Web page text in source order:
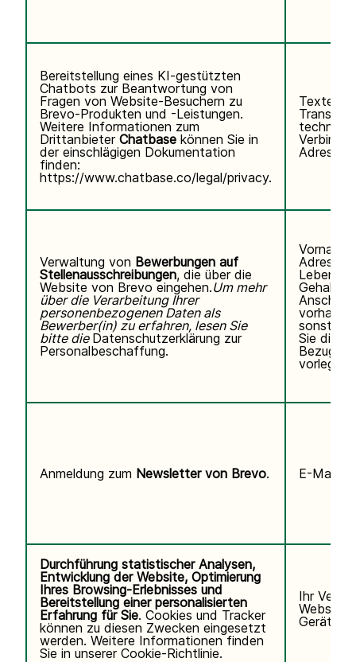
Bereitstellung eines KI-gestützten
Chatbots zur Beantwortung von
Fragen von Website-Besuchern zu
Brevo-Produkten und -Leistungen.
Weitere Informationen zum
Drittanbieter Chatbase können Sie in
der einschlägigen Dokumentation
finden:
https://www.chatbase.co/legal/privacy.
Adresse,
Verwaltung von Bewerbungen auf
Stellenausschreibungen, die über die
Website von Brevo eingehen.Um mehr
über die Verarbeitung Ihrer
personenbezogenen Daten als
Bewerber(in) zu erfahren, lesen Sie
bitte die Datenschutzerklärung zur
Personalbeschaffung.
Adresse,
Sie
Bezug
vorlegen.
Anmeldung zum Newsletter von Brevo. E-Mail-
Durchführung statistischer Analysen,
Entwicklung der Website, Optimierung
Ihres Browsing-Erlebnisses und
Bereitstellung einer personalisierten
Erfahrung für Sie. Cookies und Tracker
können zu diesen Zwecken eingesetzt
werden. Weitere Informationen finden
Sie in unserer Cookie-Richtlinie.
Ihr
Website,
Gerät/